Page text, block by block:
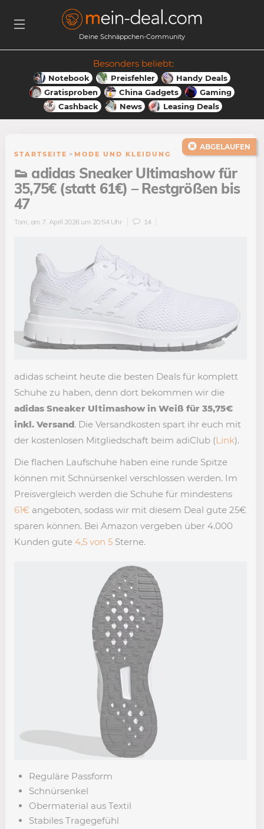
Deine Schnäppchen-Community
Besonders beliebt:
Notebook Preisfehler
Handy Deals
Gratisproben
China Gadgets
Gaming
Cashback
News Leasing Deals
STARTSEITE > MODE UND KLEIDUNG
👟 adidas Sneaker Ultimashow für
35,75€ (statt 61€) – Restgrößen bis
47
ABGELAUFEN
Tom, am 7. April 2026 um 20:54 Uhr 14
adidas scheint heute die besten Deals für komplett
Schuhe zu haben, denn dort bekommen wir die
adidas Sneaker Ultimashow in Weiß für 35,75€
inkl. Versand. Die Versandkosten spart ihr euch mit
der kostenlosen Mitgliedschaft beim adiClub (Link).
Die flachen Laufschuhe haben eine runde Spitze
können mit Schnürsenkel verschlossen werden. Im
Preisvergleich werden die Schuhe für mindestens
61€ angeboten, sodass wir mit diesem Deal gute 25€
sparen können. Bei Amazon vergeben über 4.000
Kunden gute 4,5 von 5 Sterne.
Reguläre Passform
Schnürsenkel
Obermaterial aus Textil
Stabiles Tragegefühl